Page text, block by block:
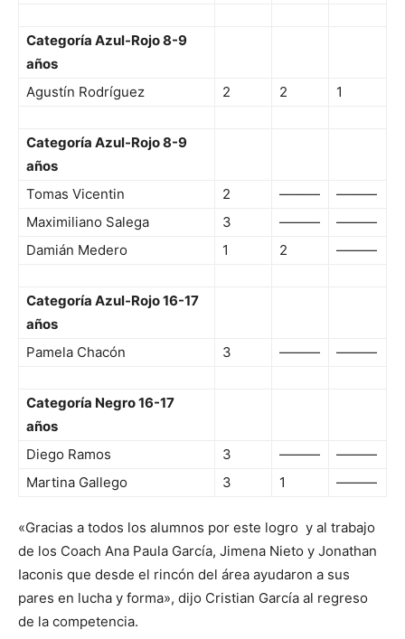
Categoría Azul-Rojo 8-9
años
Agustín Rodríguez
2 2 1
Categoría Azul-Rojo 8-9
años
Tomas Vicentin
2 ———
———
Maximiliano Salega
3 ———
———
Damián Medero
1 2 ———
Categoría Azul-Rojo 16-17
años
Pamela Chacón
3 ——— ———
Categoría Negro 16-17
años
Diego Ramos
3 ———
———
Martina Gallego
3 1 ———
«Gracias a todos los alumnos por este logro y al trabajo
de los Coach Ana Paula García, Jimena Nieto y Jonathan
Iaconis que desde el rincón del área ayudaron a sus
pares en lucha y forma», dijo Cristian García al regreso
de la competencia.